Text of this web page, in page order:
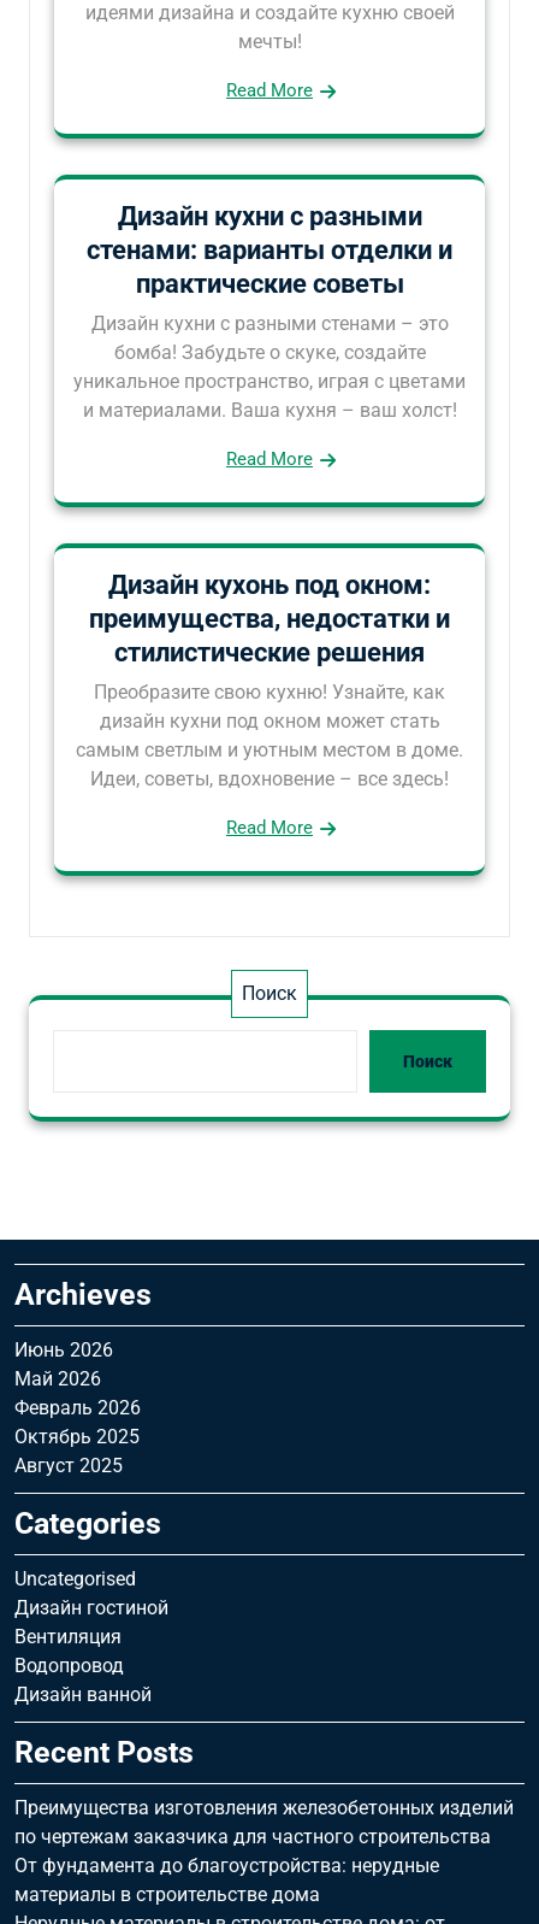
идеями дизайна и создайте кухню своей
мечты!
Read More
Дизайн кухни с разными
стенами: варианты отделки и
практические советы
Дизайн кухни с разными стенами – это
бомба! Забудьте о скуке, создайте
уникальное пространство, играя с цветами
и материалами. Ваша кухня – ваш холст!
Read More
Дизайн кухонь под окном:
преимущества, недостатки и
стилистические решения
Преобразите свою кухню! Узнайте, как
дизайн кухни под окном может стать
самым светлым и уютным местом в доме.
Идеи, советы, вдохновение – все здесь!
Read More
Поиск
Поиск
Archieves
Июнь 2026
Май 2026
Февраль 2026
Октябрь 2025
Август 2025
Categories
Uncategorised
Дизайн гостиной
Вентиляция
Водопровод
Дизайн ванной
Recent Posts
Преимущества изготовления железобетонных изделий
по чертежам заказчика для частного строительства
От фундамента до благоустройства: нерудные
материалы в строительстве дома